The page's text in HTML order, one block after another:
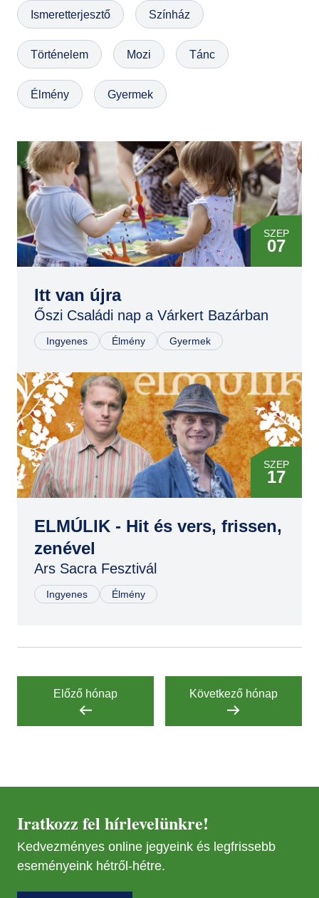
GYIK
Ismeretterjesztő Színház
Történelem Mozi Tánc
Élmény Gyermek
SZEP
07
Itt van újra
Őszi Családi nap a Várkert Bazárban
Ingyenes Élmény Gyermek
SZEP
17
ELMÚLIK - Hit és vers, frissen,
zenével
Ars Sacra Fesztivál
Ingyenes Élmény
Előző hónap Következő hónap
Iratkozz fel hírlevelünkre!
Kedvezményes online jegyeink és legfrissebb
eseményeink hétről-hétre.